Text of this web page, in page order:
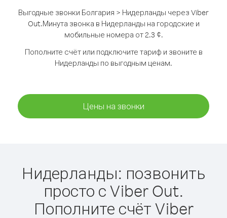
Выгодные звонки Болгария > Нидерланды через Viber
Out.Минута звонка в Нидерланды на городские и
мобильные номера от 2.3 ¢.
Пополните счёт или подключите тариф и звоните в
Нидерланды по выгодным ценам.
Цены на звонки
Нидерланды: позвонить
просто с Viber Out.
Пополните счёт Viber